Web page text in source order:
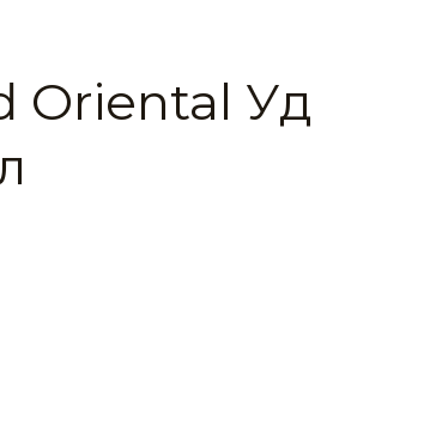
Oriental Уд